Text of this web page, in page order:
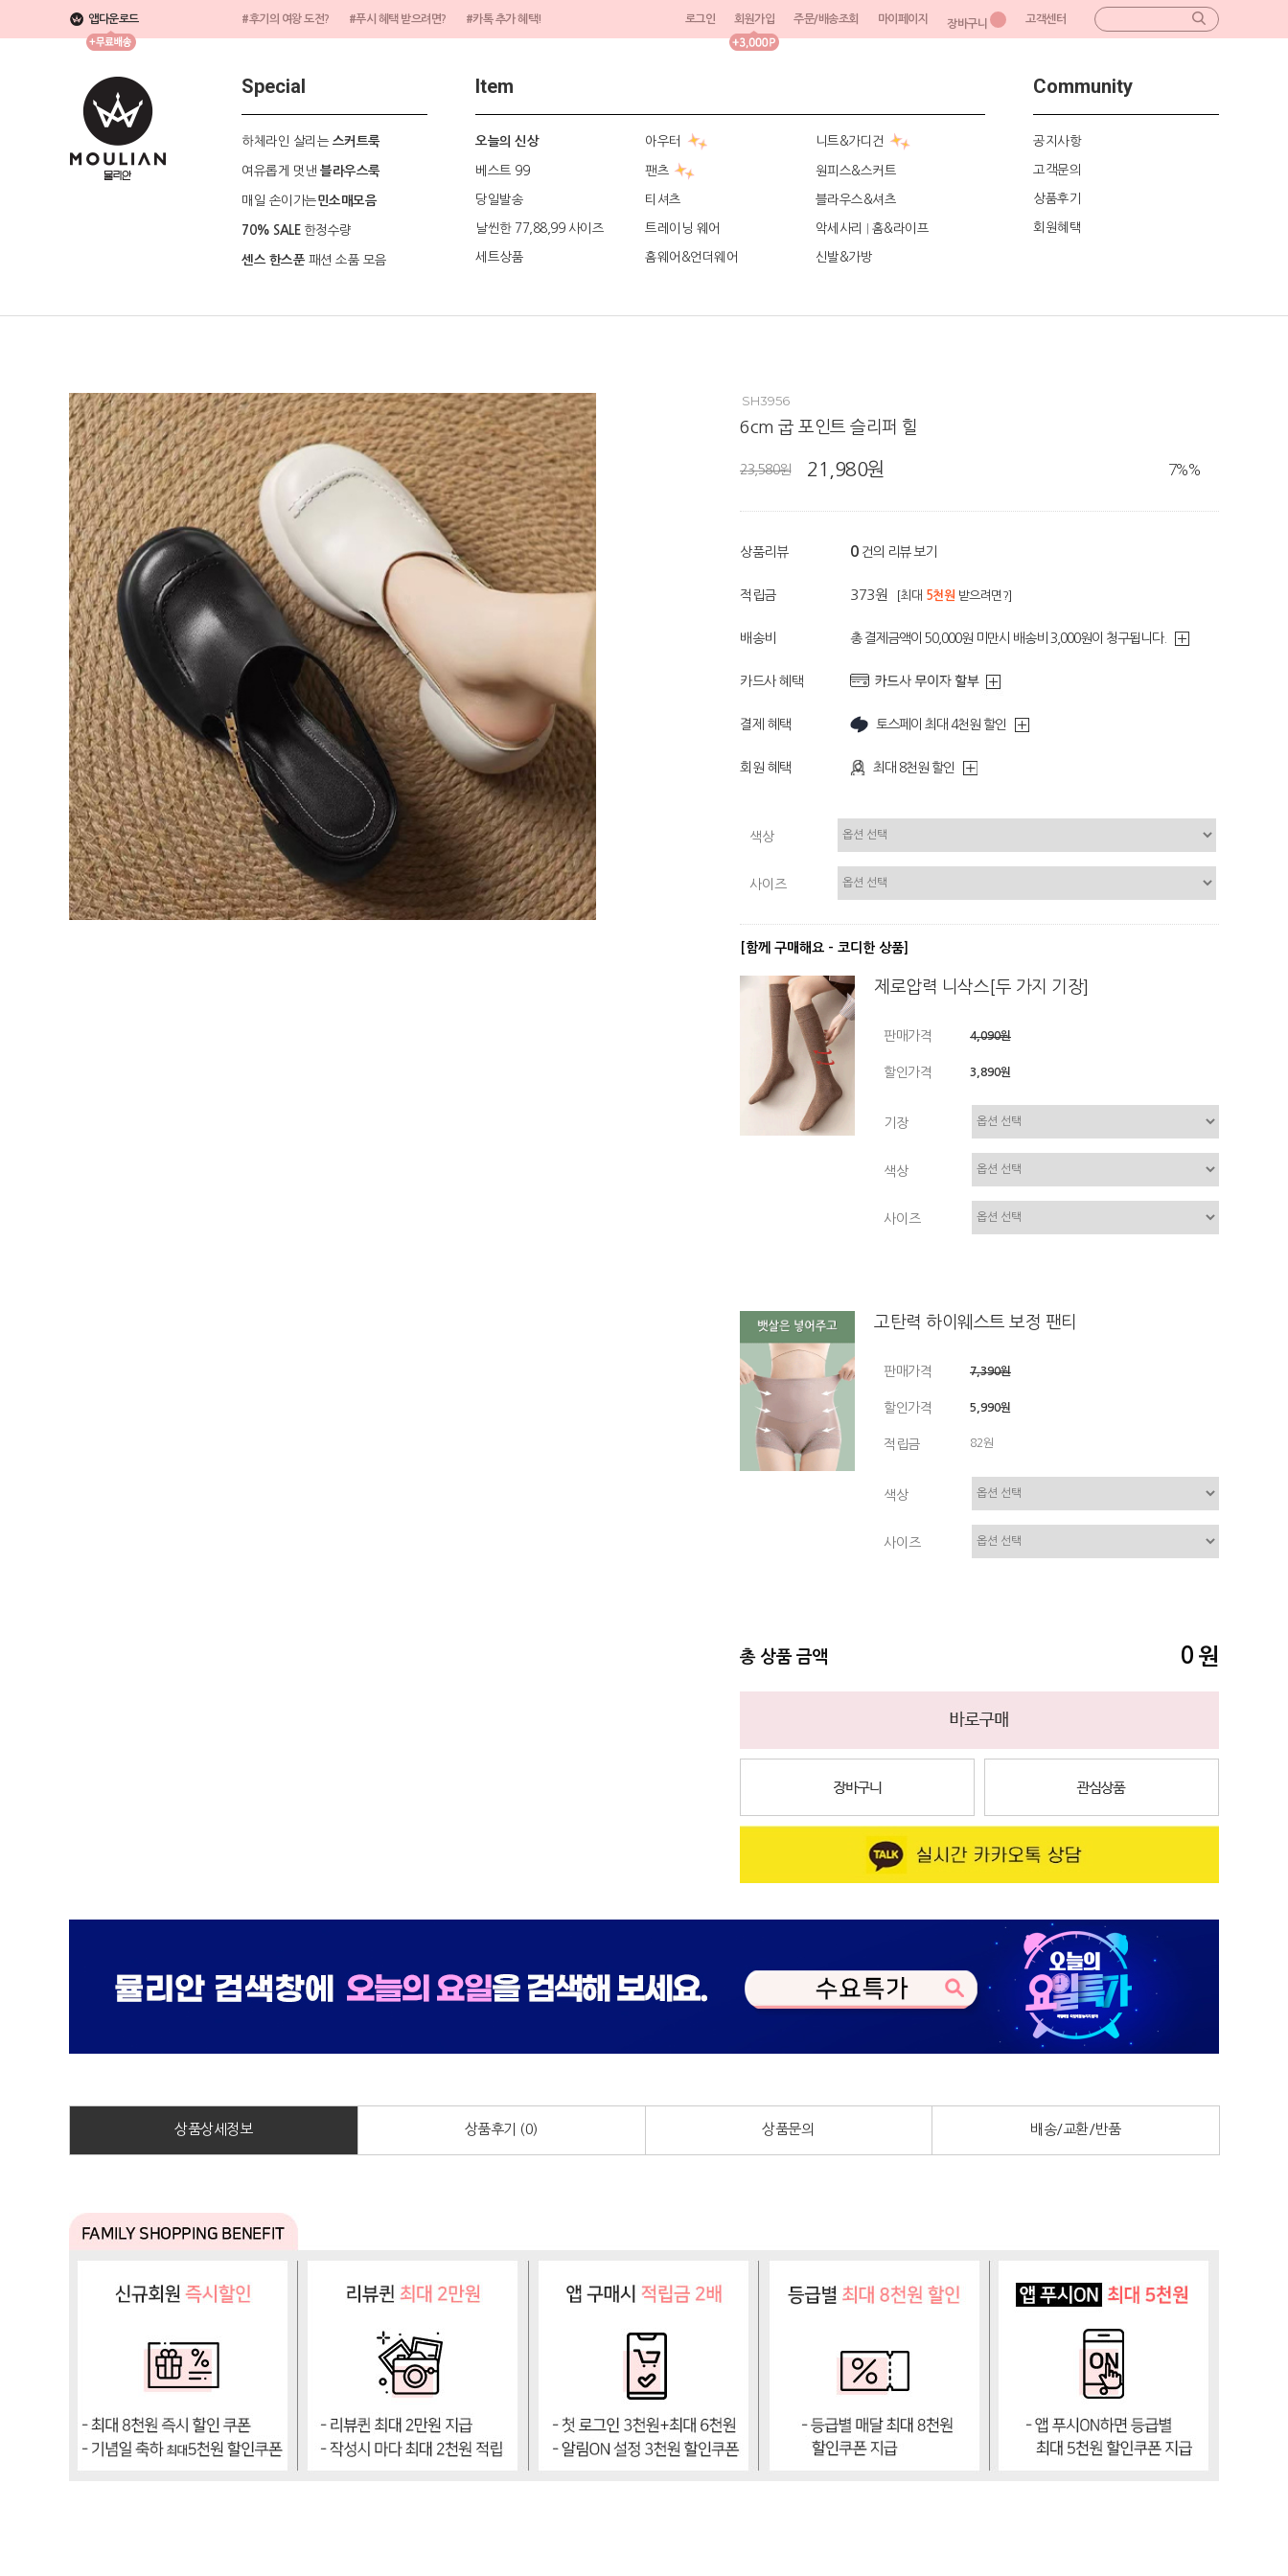
앱다운로드 #후기의 여왕 도전? #푸시 혜택 받으려면? #카톡 추가 혜택! 로그인 회원가입 주문/배송조회 마이페이지 장바구니 고객센터
Special
하체라인 살리는 스커트룩
여유롭게 멋낸 블라우스룩
매일 손이가는민소매모음
70% SALE 한정수량
센스 한스푼패션 소품 모음
Item
오늘의 신상 아우터 니트&가디건
베스트 99 팬츠 원피스&스커트
당일발송 티셔츠 블라우스&셔츠
날씬한 77,88,99 사이즈 트레이닝 웨어 악세사리 홈&라이프
세트상품 홈웨어&언더웨어 신발&가방
Community
공지사항
고객문의
상품후기
회원혜택
SH3956
6cm 굽 포인트 슬리퍼 힐
23,580원 21,980원 7%%
상품리뷰 0 건의 리뷰 보기
적립금 373원 [최대 5천원 받으려면?]
배송비 총 결제금액이 50,000원 미만시 배송비 3,000원이 청구됩니다.
카드사 혜택
결제 혜택 토스페이 최대 4천원 할인
회원 혜택 최대 8천원 할인
색상
사이즈
[함께 구매해요 - 코디한 상품]
제로압력 니삭스[두 가지 기장]
판매가격 4,090원
할인가격 3,890원
기장
색상
사이즈
고탄력 하이웨스트 보정 팬티
판매가격 7,390원
할인가격 5,990원
적립금 82원
색상
사이즈
총 상품 금액 0 원
상품상세정보 상품후기 (0) 상품문의 배송/교환/반품